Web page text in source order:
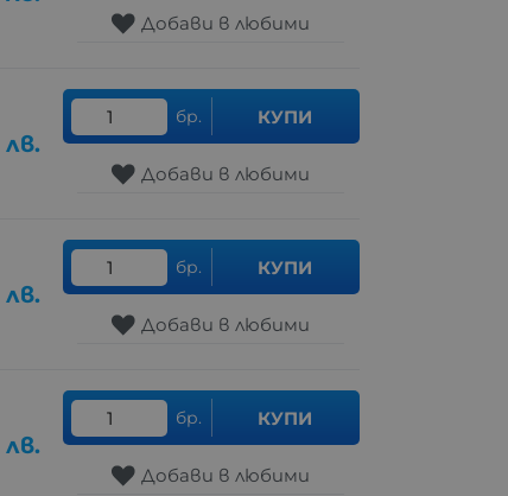
Добави в любими
лв.
бр. КУПИ
Добави в любими
лв.
бр. КУПИ
Добави в любими
лв.
бр. КУПИ
Добави в любими